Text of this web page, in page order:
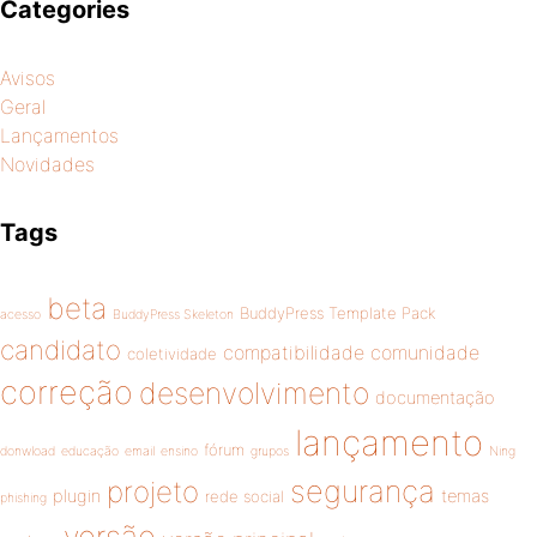
pagination
Categories
Avisos
Geral
Lançamentos
Novidades
Tags
acesso beta BuddyPress Skeleton BuddyPress Template Pack
candidato coletividade compatibilidade comunidade
correção desenvolvimento documentação
donwload educação email ensino fórum grupos lançamento Ning
phishing plugin projeto rede social segurança temas